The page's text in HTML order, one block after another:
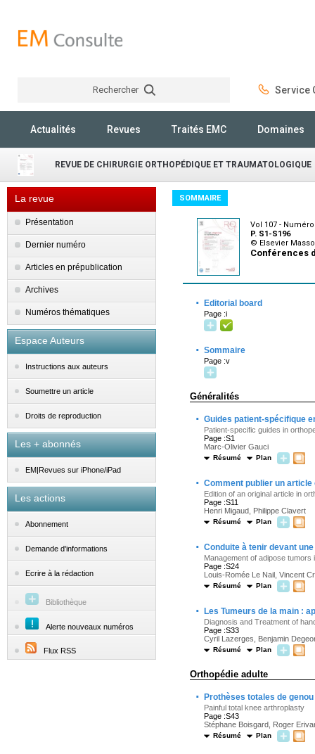
Rechercher Service
Actualités Revues Traités EMC Domaines
REVUE DE CHIRURGIE ORTHOPÉDIQUE ET TRAUMATOLOGIQUE
La revue
Présentation
Dernier numéro
Articles en prépublication
Archives
Numéros thématiques
Espace Auteurs
Instructions aux auteurs
Soumettre un article
Droits de reproduction
Les + abonnés
EM|Revues sur iPhone/iPad
Les actions
Abonnement
Demande d'informations
Ecrire à la rédaction
Bibliothèque
Alerte nouveaux numéros
Flux RSS
SOMMAIRE
Vol 107 -
P. S1-S196
© Elsevier
Conférences
· Editorial board
Page :i
· Sommaire
Page :v
Généralités
· Guides patient-spécifique
Patient-specific guides in
Page :S1
Marc-Olivier Gauci
Résumé Plan
· Comment publier un
Edition of an original article in
Page :S11
Henri Migaud, Philippe Clavert
Résumé Plan
· Conduite à tenir devant
Management of adipose tumors
Page :S24
Louis-Romée Le Nail, Vincent
Résumé Plan
· Les Tumeurs de la main :
Diagnosis and Treatment of
Page :S33
Cyril Lazerges, Benjamin
Résumé Plan
Orthopédie adulte
· Prothèses totales de
Painful total knee arthroplasty
Page :S43
Stéphane Boisgard, Roger
Résumé Plan